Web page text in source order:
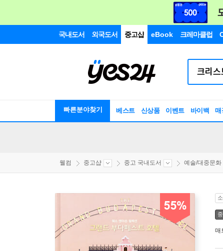
국내도서 외국도서 중고샵 eBook 크레마클럽
빠른분야찾기 베스트 신상품 이벤트 바이백 매
웰컴 중고샵 중고 국내도서 예술/대중문화
55%
매